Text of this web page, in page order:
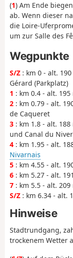
(1) Am Ende
ab. Wenn dieser
die Loire-
um zur Salle des
Wegpunkte
S/Z : km 0 - alt.
Gérard (Parkplatz)
1 : km 0.4 - alt.
2 : km 0.79 - alt.
de Caqueret
3 : km 1.8 - alt.
und Canal du
4 : km 1.95 - alt.
Nivarnais
5 : km 4.55 - alt.
6 : km 5.27 - alt.
7 : km 5.5 - alt. 209
S/Z : km 6.34 - alt.
Hinweise
Stadtrundgang,
trockenem Wetter